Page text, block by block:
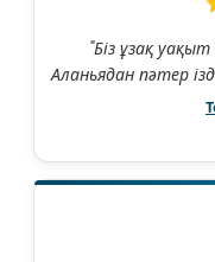
"Біз ұзақ
Аланьядан пәтер